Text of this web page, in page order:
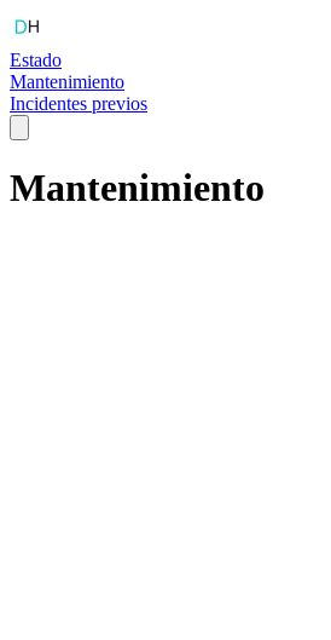
Estado
Mantenimiento
Incidentes previos
Mantenimiento